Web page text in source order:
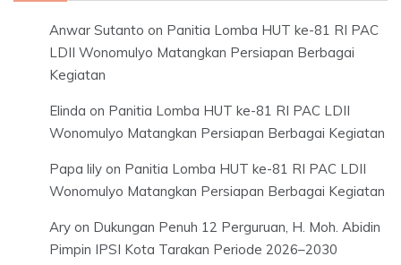
Anwar Sutanto on Panitia Lomba HUT ke-81 RI PAC
LDII Wonomulyo Matangkan Persiapan Berbagai
Kegiatan
Elinda on Panitia Lomba HUT ke-81 RI PAC LDII
Wonomulyo Matangkan Persiapan Berbagai Kegiatan
Papa lily on Panitia Lomba HUT ke-81 RI PAC LDII
Wonomulyo Matangkan Persiapan Berbagai Kegiatan
Ary on Dukungan Penuh 12 Perguruan, H. Moh. Abidin
Pimpin IPSI Kota Tarakan Periode 2026–2030